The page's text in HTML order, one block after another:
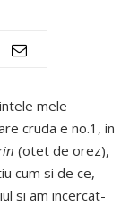
mele
cruda e no.1, in
(otet de orez),
cum si de ce,
si am incercat-